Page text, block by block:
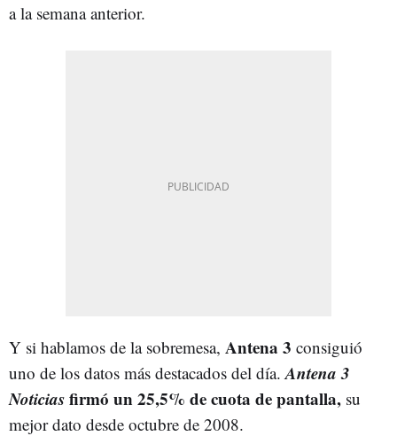
a la semana anterior.
Y si hablamos de la sobremesa, Antena 3 consiguió
uno de los datos más destacados del día. Antena 3
Noticiasfirmó un 25,5% de cuota de pantalla, su
mejor dato desde octubre de 2008.